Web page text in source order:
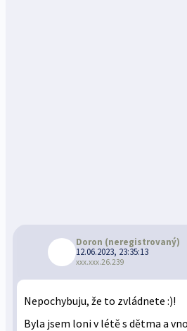
Doron (neregistrovaný)
12.06.2023, 23:35:13
xxx.xxx.26.239
Nepochybuju, že to zvládnete :)!
Byla jsem loni v létě s dětma a